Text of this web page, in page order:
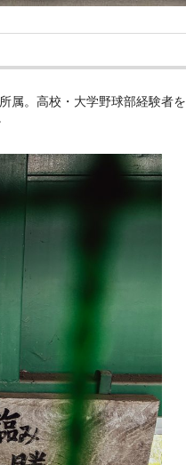
属。高校・大学野球部経験者を